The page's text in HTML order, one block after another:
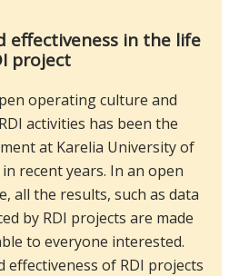
effectiveness in the life
project
operating culture and
activities has been the
at Karelia University of
recent years. In an open
all the results, such as data
by RDI projects are made
to everyone interested.
effectiveness of RDI projects